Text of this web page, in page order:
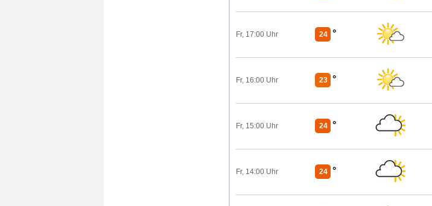
Fr, 17:00 Uhr 24 °
Fr, 16:00 Uhr 23 °
Fr, 15:00 Uhr 24 °
Fr, 14:00 Uhr 24 °